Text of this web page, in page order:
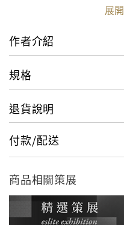
「森林和人類之間難道
阿席達卡的願望仍舊落
卡和小桑兩人也從誤解
展
作者介紹
規格
退貨說明
付款/配送
商品相關策展